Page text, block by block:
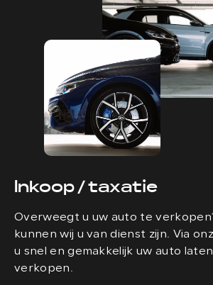
Inkoop / taxatie
Overweegt u uw auto te
kunnen wij u van dienst zijn. Via
u snel en gemakkelijk uw auto
verkopen.